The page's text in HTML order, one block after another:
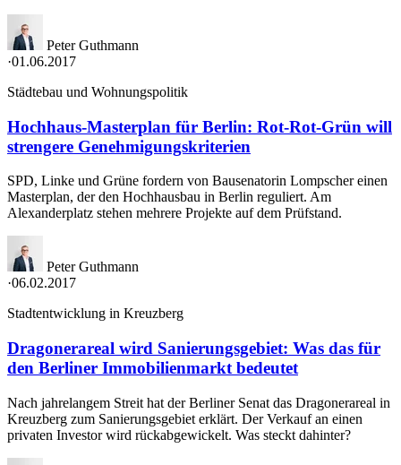
Peter Guthmann
·01.06.2017
Städtebau und Wohnungspolitik
Hochhaus-Masterplan für Berlin: Rot-Rot-Grün will
strengere Genehmigungskriterien
SPD, Linke und Grüne fordern von Bausenatorin Lompscher einen
Masterplan, der den Hochhausbau in Berlin reguliert. Am
Alexanderplatz stehen mehrere Projekte auf dem Prüfstand.
Peter Guthmann
·06.02.2017
Stadtentwicklung in Kreuzberg
Dragonerareal wird Sanierungsgebiet: Was das für
den Berliner Immobilienmarkt bedeutet
Nach jahrelangem Streit hat der Berliner Senat das Dragonerareal in
Kreuzberg zum Sanierungsgebiet erklärt. Der Verkauf an einen
privaten Investor wird rückabgewickelt. Was steckt dahinter?